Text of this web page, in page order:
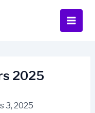
2025
3, 2025